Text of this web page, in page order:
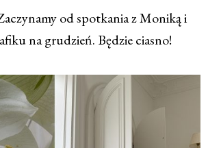
od spotkania z Moniką i
na grudzień. Będzie ciasno!